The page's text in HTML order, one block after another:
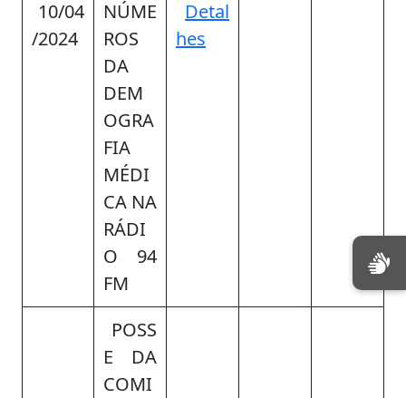
10/04
/2024
NÚME
ROS
DA
DEM
OGRA
FIA
MÉDI
CA NA
RÁDI
O 94
FM
Detal
hes
POSS
E DA
COMI